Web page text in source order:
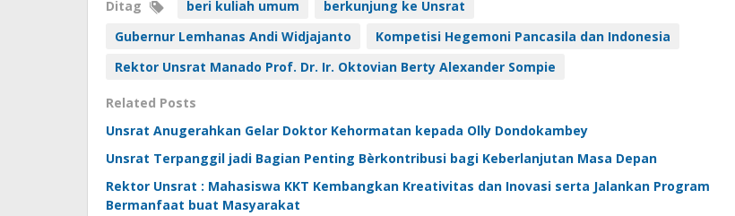
Ditag beri kuliah umum
berkunjung ke Unsrat
Gubernur Lemhanas Andi Widjajanto
Kompetisi Hegemoni Pancasila dan Indonesia
Rektor Unsrat Manado Prof. Dr. Ir. Oktovian Berty Alexander Sompie
Related Posts
Unsrat Anugerahkan Gelar Doktor Kehormatan kepada Olly Dondokambey
Unsrat Terpanggil jadi Bagian Penting Bèrkontribusi bagi Keberlanjutan Masa Depan
Rektor Unsrat : Mahasiswa KKT Kembangkan Kreativitas dan Inovasi serta Jalankan Program
Bermanfaat buat Masyarakat